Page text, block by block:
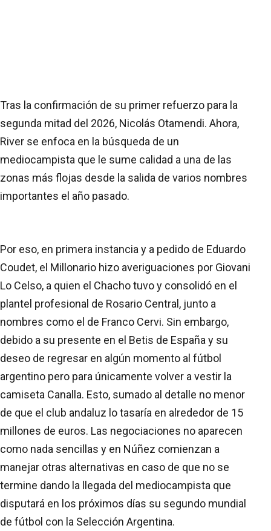
Tras la confirmación de su primer refuerzo para la
segunda mitad del 2026, Nicolás Otamendi. Ahora,
River se enfoca en la búsqueda de un
mediocampista que le sume calidad a una de las
zonas más flojas desde la salida de varios nombres
importantes el año pasado.
Por eso, en primera instancia y a pedido de Eduardo
Coudet, el Millonario hizo averiguaciones por Giovani
Lo Celso, a quien el Chacho tuvo y consolidó en el
plantel profesional de Rosario Central, junto a
nombres como el de Franco Cervi. Sin embargo,
debido a su presente en el Betis de España y su
deseo de regresar en algún momento al fútbol
argentino pero para únicamente volver a vestir la
camiseta Canalla. Esto, sumado al detalle no menor
de que el club andaluz lo tasaría en alrededor de 15
millones de euros. Las negociaciones no aparecen
como nada sencillas y en Núñez comienzan a
manejar otras alternativas en caso de que no se
termine dando la llegada del mediocampista que
disputará en los próximos días su segundo mundial
de fútbol con la Selección Argentina.